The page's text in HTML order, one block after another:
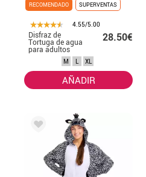
RECOMENDADO
SUPERVENTAS
4.55/5.00
Disfraz de
Tortuga de agua
para adultos
28.50€
M L XL
AÑADIR